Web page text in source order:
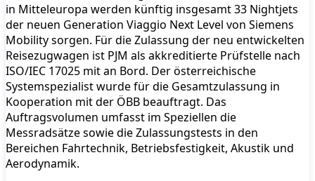
in Mitteleuropa werden künftig insgesamt 33 Nightjets
der neuen Generation Viaggio Next Level von Siemens
Mobility sorgen. Für die Zulassung der neu entwickelten
Reisezugwagen ist PJM als akkreditierte Prüfstelle nach
ISO/IEC 17025 mit an Bord. Der österreichische
Systemspezialist wurde für die Gesamtzulassung in
Kooperation mit der ÖBB beauftragt. Das
Auftragsvolumen umfasst im Speziellen die
Messradsätze sowie die Zulassungstests in den
Bereichen Fahrtechnik, Betriebsfestigkeit, Akustik und
Aerodynamik.